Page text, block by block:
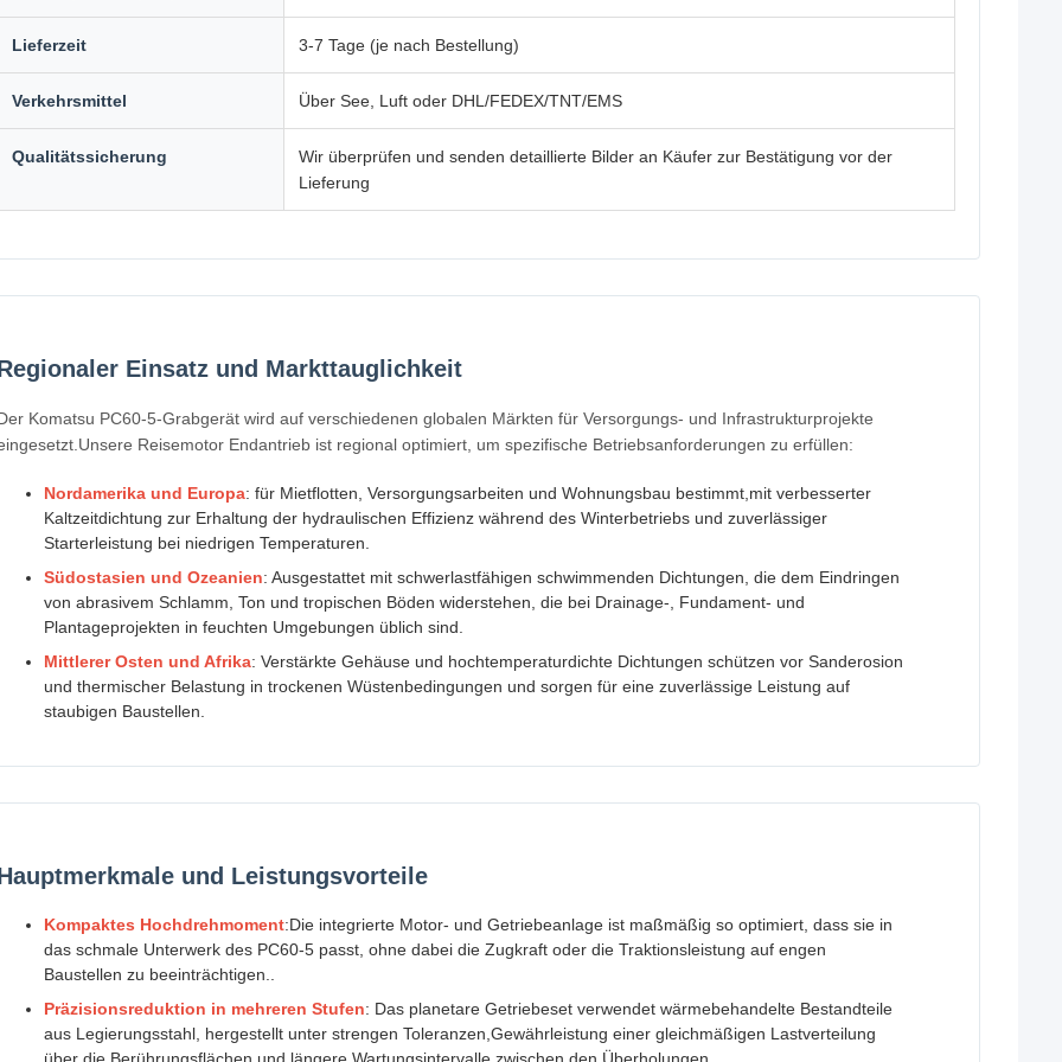
Lieferzeit 3-7 Tage (je nach Bestellung)
Verkehrsmittel Über See, Luft oder DHL/FEDEX/TNT/EMS
Qualitätssicherung
Wir überprüfen und senden detaillierte Bilder an Käufer zur Bestätigung vor der
Lieferung
Einsatz und Markttauglichkeit
Komatsu PC60-5-Grabgerät wird auf verschiedenen globalen Märkten für Versorgungs- und Infrastrukturprojekte
Reisemotor Endantrieb ist regional optimiert, um spezifische Betriebsanforderungen zu erfüllen:
Nordamerika und Europa: für Mietflotten, Versorgungsarbeiten und Wohnungsbau bestimmt,mit verbesserter
Kaltzeitdichtung zur Erhaltung der hydraulischen Effizienz während des Winterbetriebs und zuverlässiger
Starterleistung bei niedrigen Temperaturen.
Südostasien und Ozeanien: Ausgestattet mit schwerlastfähigen schwimmenden Dichtungen, die dem Eindringen
von abrasivem Schlamm, Ton und tropischen Böden widerstehen, die bei Drainage-, Fundament- und
Plantageprojekten in feuchten Umgebungen üblich sind.
Mittlerer Osten und Afrika: Verstärkte Gehäuse und hochtemperaturdichte Dichtungen schützen vor Sanderosion
und thermischer Belastung in trockenen Wüstenbedingungen und sorgen für eine zuverlässige Leistung auf
staubigen Baustellen.
und Leistungsvorteile
Kompaktes Hochdrehmoment:Die integrierte Motor- und Getriebeanlage ist maßmäßig so optimiert, dass sie in
das schmale Unterwerk des PC60-5 passt, ohne dabei die Zugkraft oder die Traktionsleistung auf engen
Baustellen zu beeinträchtigen..
Präzisionsreduktion in mehreren Stufen: Das planetare Getriebeset verwendet wärmebehandelte Bestandteile
aus Legierungsstahl, hergestellt unter strengen Toleranzen,Gewährleistung einer gleichmäßigen Lastverteilung